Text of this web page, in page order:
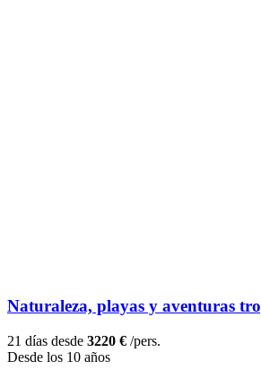
Naturaleza, playas y aventuras
21 días desde 3220 € /pers.
Desde los 10 años